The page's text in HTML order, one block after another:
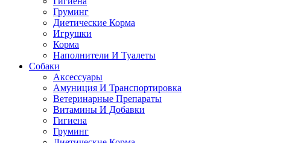
Груминг
Диетические Корма
Игрушки
Корма
Наполнители И Туалеты
Собаки
Аксессуары
Амуниция И Транспортировка
Ветеринарные Препараты
Витамины И Добавки
Гигиена
Груминг